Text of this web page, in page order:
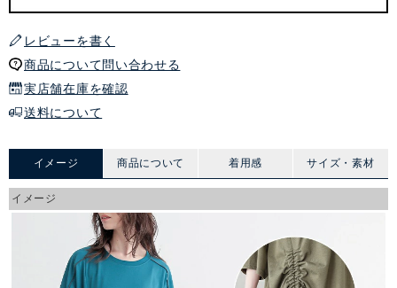
レビューを書く
商品について問い合わせる
実店舗在庫を確認
送料について
イメージ 商品について 着用感 サイズ・素材
イメージ